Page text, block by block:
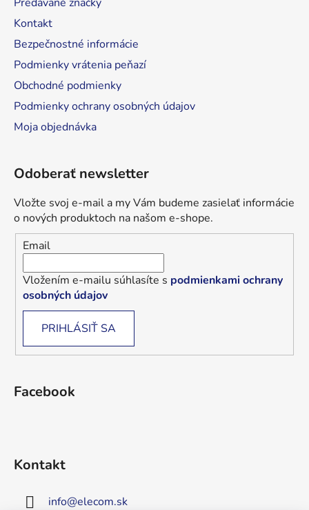
Kontakt
Bezpečnostné informácie
Podmienky vrátenia peňazí
Obchodné podmienky
Podmienky ochrany osobných údajov
Moja objednávka
Odoberať newsletter
Vložte svoj e-mail a my Vám budeme zasielať informácie
o nových produktoch na našom e-shope.
Email
Vložením e-mailu súhlasíte s podmienkami ochrany
osobných údajov
PRIHLÁSIŤ SA
Facebook
Kontakt
info@elecom.sk